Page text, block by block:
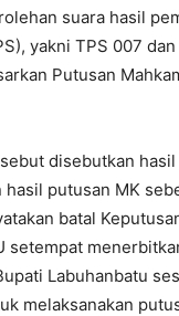
suara hasil
yakni TPS 007
Putusan
disebutkan
putusan MK
batal
setempat
Labuhanbatu
melaksanakan